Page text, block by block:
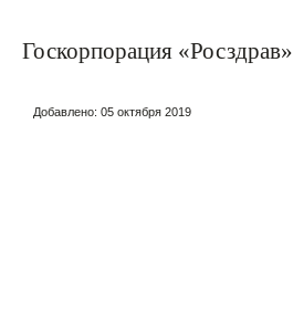
Госкорпорация «Росздрав»
Добавлено: 05 октября 2019